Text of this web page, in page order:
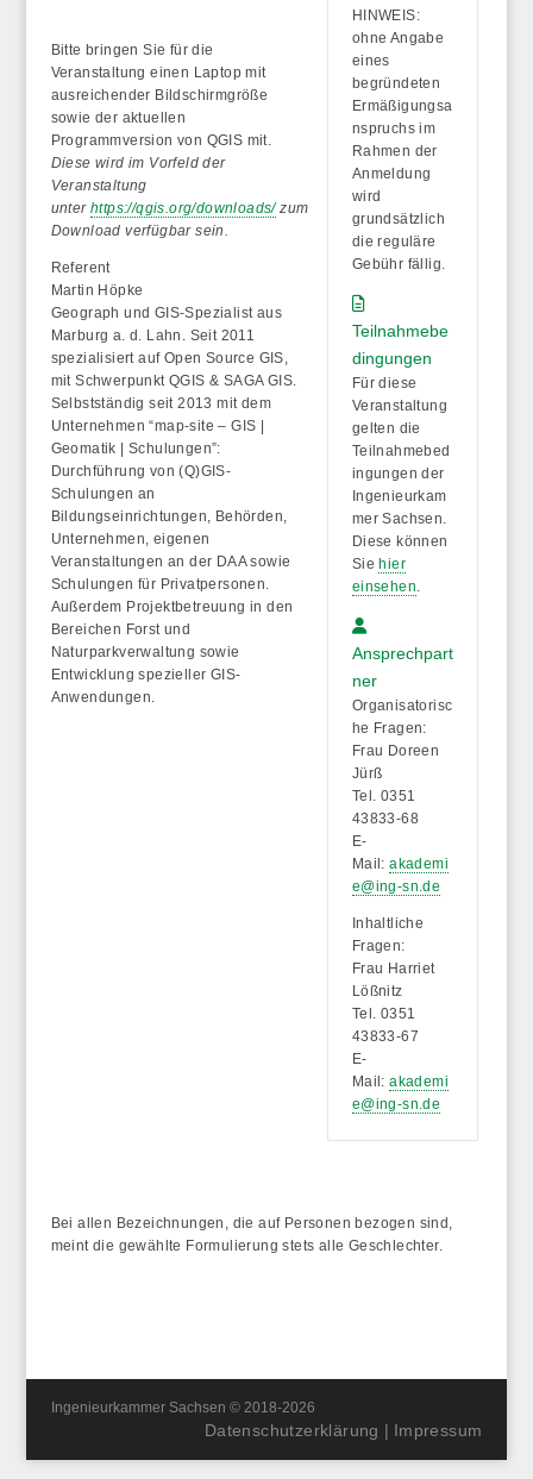
Bitte bringen Sie für die
Veranstaltung einen Laptop mit
ausreichender Bildschirmgröße
sowie der aktuellen
Programmversion von QGIS mit.
Diese wird im Vorfeld der
Veranstaltung
unter https://qgis.org/downloads/zum
Download verfügbar sein.
Referent
Martin Höpke
Geograph und GIS-Spezialist aus
Marburg a. d. Lahn. Seit 2011
spezialisiert auf Open Source GIS,
mit Schwerpunkt QGIS & SAGA GIS.
Selbstständig seit 2013 mit dem
Unternehmen “map-site – GIS |
Geomatik | Schulungen”:
Durchführung von (Q)GIS-
Schulungen an
Bildungseinrichtungen, Behörden,
Unternehmen, eigenen
Veranstaltungen an der DAA sowie
Schulungen für Privatpersonen.
Außerdem Projektbetreuung in den
Bereichen Forst und
Naturparkverwaltung sowie
Entwicklung spezieller GIS-
Anwendungen.
HINWEIS:
ohne Angabe
eines
begründeten
Ermäßigungsa
nspruchs im
Rahmen der
Anmeldung
wird
grundsätzlich
die reguläre
Gebühr fällig
Teilnahmebe
dingungen
Für diese
Veranstaltung
gelten die
Teilnahmebed
ingungen der
Ingenieurkam
mer Sachsen.
Diese können
Siehier
einsehen
Ansprechpart
ner
Organisatorisc
he Fragen:
Frau Doreen
Jürß
Tel. 0351
43833-68
E-
Mail:akademi
e@ing-sn.de
Inhaltliche
Fragen:
Frau Harriet
Lößnitz
Tel. 0351
43833-67
E-
Mail:akademi
e@ing-sn.de
Bei allen Bezeichnungen, die auf Personen bezogen sind,
meint die gewählte Formulierung stets alle Geschlechter.
Ingenieurkammer Sachsen © 2018-2026
Datenschutzerklärung | Impressum